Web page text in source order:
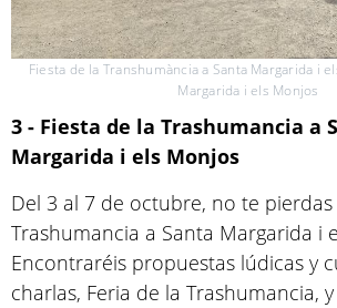
Fiesta de la Transhumància a Santa Margarida i
Margarida i els Monjos
3 - Fiesta de la Trashumancia a
Margarida i els Monjos
Del 3 al 7 de octubre, no te pierdas
Trashumancia a Santa Margarida i
Encontraréis propuestas lúdicas y
charlas, Feria de la Trashumancia,